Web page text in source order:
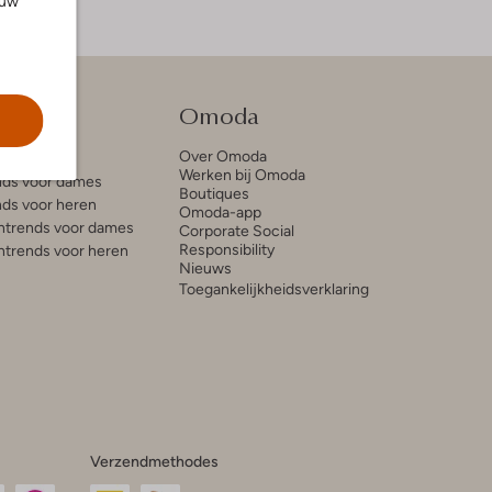
voor dames
voor heren
voor dames
voor heren
Omoda
Over Omoda
Werken bij Omoda
Boutiques
Omoda-app
Corporate Social
Responsibility
Nieuws
Toegankelijkheidsverklaring
Verzendmethodes